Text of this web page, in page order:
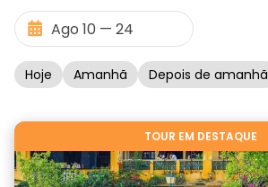
Hoje Amanhã Depois de amanhã
TOUR EM DESTAQUE